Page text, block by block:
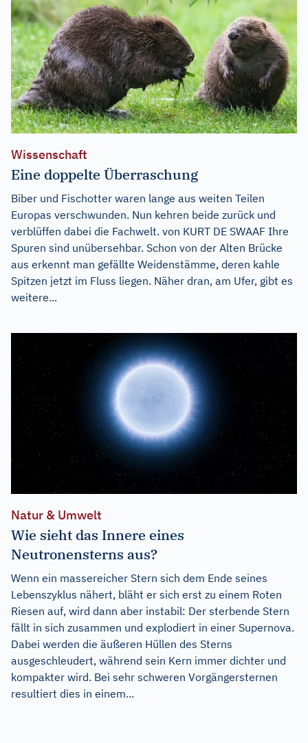
Wissenschaft
Eine doppelte Überraschung
Biber und Fischotter waren lange aus weiten Teilen
Europas verschwunden. Nun kehren beide zurück und
verblüffen dabei die Fachwelt. von KURT DE SWAAF Ihre
Spuren sind unübersehbar. Schon von der Alten Brücke
aus erkennt man gefällte Weidenstämme, deren kahle
Spitzen jetzt im Fluss liegen. Näher dran, am Ufer, gibt es
weitere...
Natur & Umwelt
Wie sieht das Innere eines
Neutronensterns aus?
Wenn ein massereicher Stern sich dem Ende seines
Lebenszyklus nähert, bläht er sich erst zu einem Roten
Riesen auf, wird dann aber instabil: Der sterbende Stern
fällt in sich zusammen und explodiert in einer Supernova.
Dabei werden die äußeren Hüllen des Sterns
ausgeschleudert, während sein Kern immer dichter und
kompakter wird. Bei sehr schweren Vorgängersternen
resultiert dies in einem...